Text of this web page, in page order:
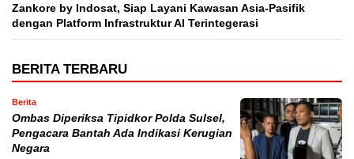
Zankore by Indosat, Siap Layani Kawasan Asia-Pasifik
dengan Platform Infrastruktur AI Terintegerasi
BERITA TERBARU
Berita
Ombas Diperiksa Tipidkor Polda Sulsel,
Pengacara Bantah Ada Indikasi Kerugian
Negara